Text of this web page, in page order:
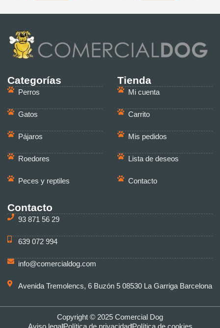
Categorías
Perros
Gatos
Pájaros
Roedores
Peces y reptiles
Tienda
Mi cuenta
Carrito
Mis pedidos
Lista de deseos
Contacto
Contacto
93 871 56 29
639 072 994
info@comercialdog.com
Avenida Tremolencs, 6 Buzón 5 08530 La Garriga Barcelona
Copyright © 2025 Comercial Dog